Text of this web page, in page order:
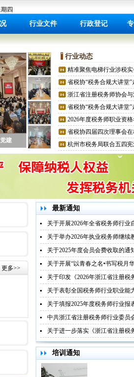
四
行业文件 行政登记
建
行业动态
省税协“税务合规大讲堂
2026年度税务师职业资
省税协四届四次理事会
更多>>
最新通知
关于开展2026年全省税务师行业
关于举办2026年执业税务师继续
关于2025年度会员会费收取的通
关于开展“以青春之名•书写税月
关于印发《2026年浙江省注册
关于表彰全国税务师行业职业能
关于填报2025年度税务师行业报
培训通知